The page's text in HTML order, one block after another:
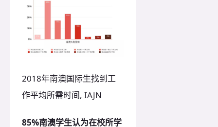
2018年南澳国际生找到工
作平均所需时间, IAJN
85%南澳学生认为在校所学